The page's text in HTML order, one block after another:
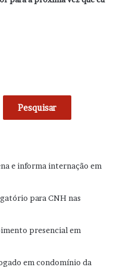
Pesquisar
e informa internação em
para CNH nas
presencial em
em condomínio da